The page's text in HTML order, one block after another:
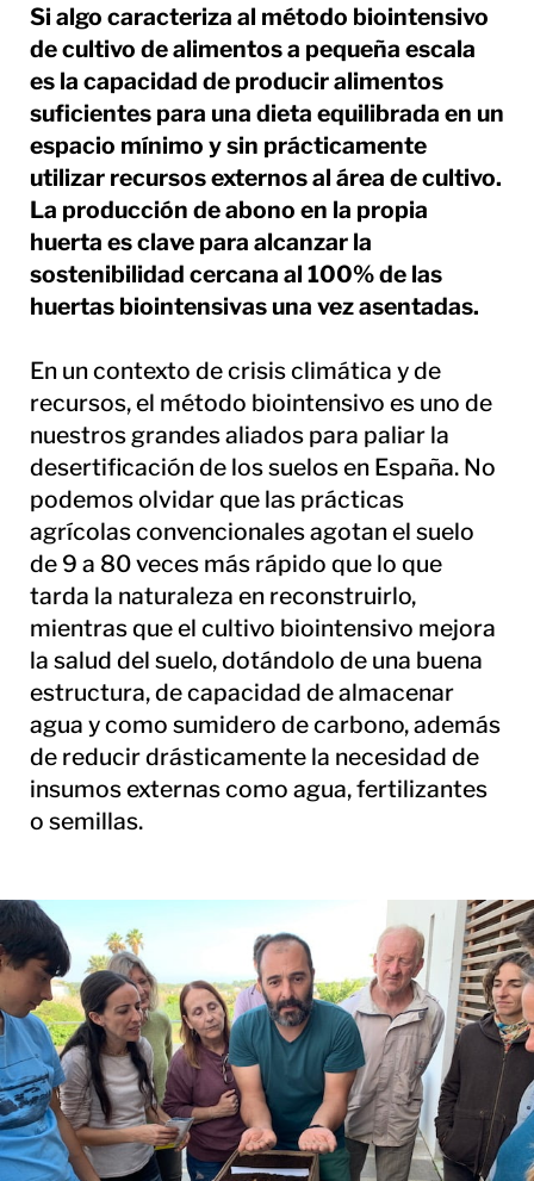
Si algo caracteriza al método biointensivo
de cultivo de alimentos a pequeña escala
es la capacidad de producir alimentos
suficientes para una dieta equilibrada en un
espacio mínimo y sin prácticamente
utilizar recursos externos al área de cultivo.
La producción de abono en la propia
huerta es clave para alcanzar la
sostenibilidad cercana al 100% de las
huertas biointensivas una vez asentadas.
En un contexto de crisis climática y de
recursos, el método biointensivo es uno de
nuestros grandes aliados para paliar la
desertificación de los suelos en España. No
podemos olvidar que las prácticas
agrícolas convencionales agotan el suelo
de 9 a 80 veces más rápido que lo que
tarda la naturaleza en reconstruirlo,
mientras que el cultivo biointensivo mejora
la salud del suelo, dotándolo de una buena
estructura, de capacidad de almacenar
agua y como sumidero de carbono, además
de reducir drásticamente la necesidad de
insumos externas como agua, fertilizantes
o semillas.